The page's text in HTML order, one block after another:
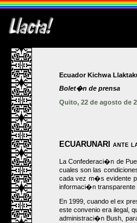
Ecuador Kichwa
Bolet�n de prensa
Quito, 22 de agosto de
ECUARUNARI ante
La Confederaci�n de
cuales son las
cada vez m�s evidente
informaci�n transparente
En 1999, cuando el ex
este convenio era ilegal,
administraci�n Bush,